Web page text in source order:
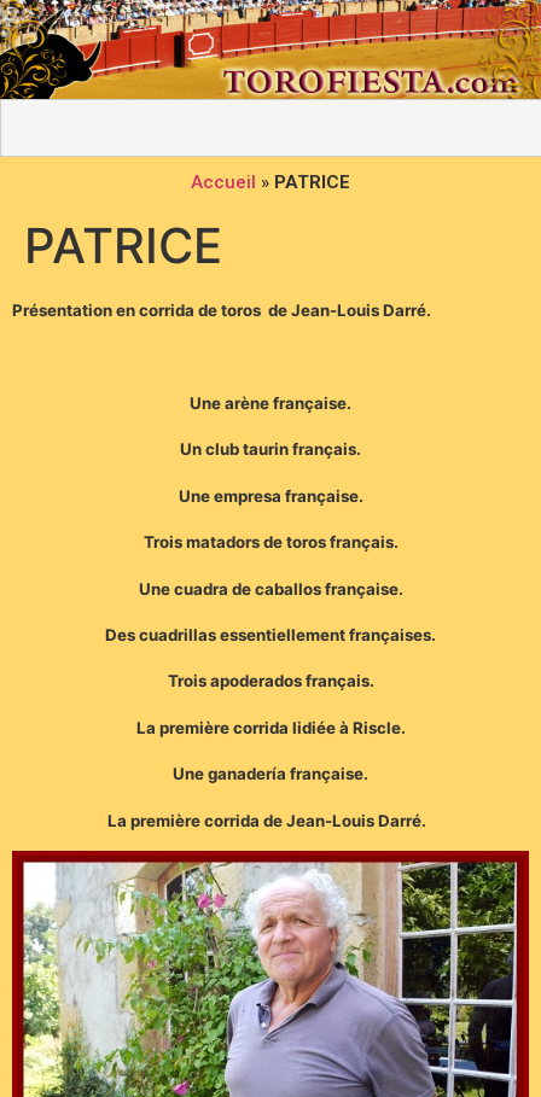
Accueil » PATRICE
PATRICE
Présentation en corrida de toros de Jean-Louis Darré.
Une arène française.
Un club taurin français.
Une empresa française.
Trois matadors de toros français.
Une cuadra de caballos française.
Des cuadrillas essentiellement françaises.
Trois apoderados français.
La première corrida lidiée à Riscle.
Une ganadería française.
La première corrida de Jean-Louis Darré.